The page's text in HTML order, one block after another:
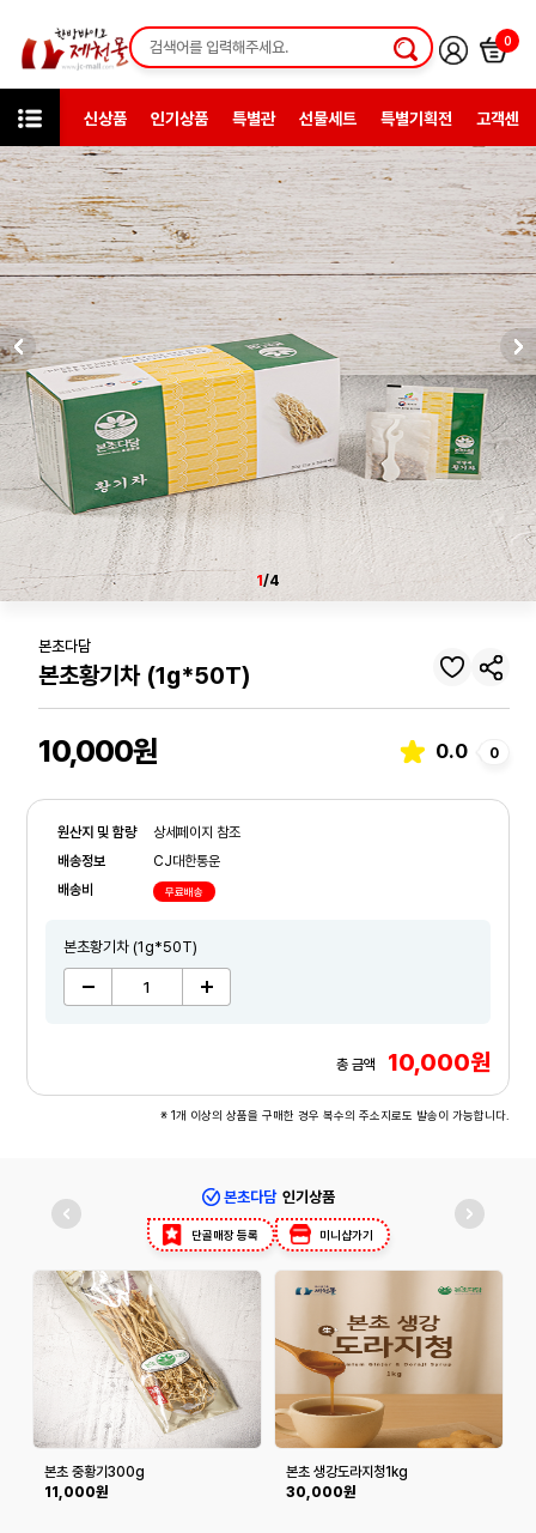
0
신상품 인기상품 특별관 선물세트 특별기획전 고객센터
미니샵 본초다담
1/4
본초다담
본초황기차 (1g*50T)
10,000원 0.0 0
원산지 및 함량
상세페이지 참조
배송정보
CJ대한통운
배송비
무료배송
본초황기차 (1g*50T)
총 금액 10,000원
※ 1개 이상의 상품을 구매한 경우 복수의 주소지로도 발송이 가능합니다.
본초다담 인기상품
단골매장 등록 미니샵가기
본초 중황기300g
11,000원
본초 생강도라지청1kg
30,000원